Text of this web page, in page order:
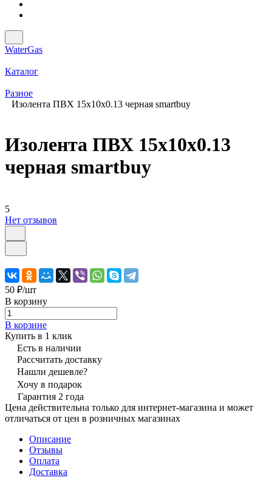
WaterGas
Каталог
Разное
Изолента ПВХ 15х10х0.13 черная smartbuy
Изолента ПВХ 15х10х0.13
черная smartbuy
5
Нет отзывов
50 ₽/шт
В корзину
В корзине
Купить в 1 клик
Есть в наличии
Рассчитать доставку
Нашли дешевле?
Хочу в подарок
Гарантия 2 года
Цена действительна только для интернет-магазина и может
отличаться от цен в розничных магазинах
Описание
Отзывы
Оплата
Доставка